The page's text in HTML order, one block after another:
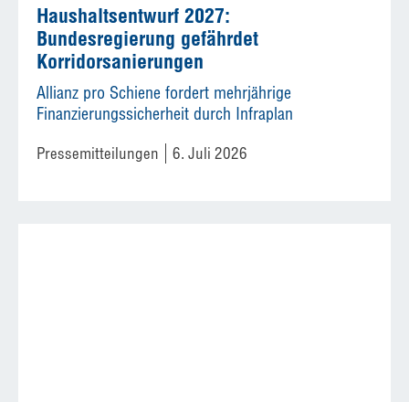
Haushaltsentwurf 2027:
Bundesregierung gefährdet
Korridorsanierungen
Allianz pro Schiene fordert mehrjährige
Finanzierungssicherheit durch Infraplan
Pressemitteilungen 6. Juli 2026